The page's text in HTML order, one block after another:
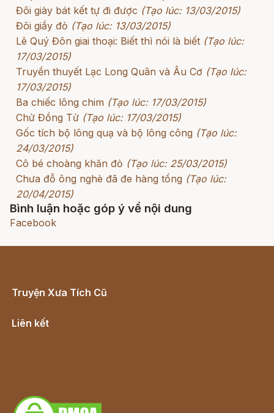
Đôi giày bát kết tự đi được (Tạo lúc: 13/03/2015)
Đôi giầy đỏ (Tạo lúc: 13/03/2015)
Lê Quý Đôn giai thoại: Biết thì nói là biết (Tạo lúc:
17/03/2015)
Truyền thuyết Lạc Long Quân và Âu Cơ (Tạo lúc:
17/03/2015)
Ba chiếc lông chim (Tạo lúc: 17/03/2015)
Chử Đồng Tử (Tạo lúc: 17/03/2015)
Gốc tích bộ lông quạ và bộ lông công (Tạo lúc:
24/03/2015)
Cô bé choàng khăn đỏ (Tạo lúc: 25/03/2015)
Chưa đỗ ông nghè đã đe hàng tổng (Tạo lúc:
20/04/2015)
Bình luận hoặc góp ý về nội dung
Facebook
Truyện Xưa Tích Cũ
Liên kết